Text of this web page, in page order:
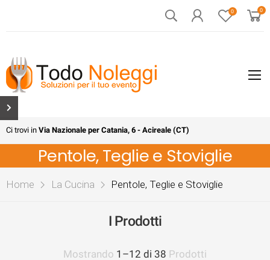
0 0
Ci trovi in Via Nazionale per Catania, 6 - Acireale (CT)
Pentole, Teglie e Stoviglie
Home La Cucina Pentole, Teglie e Stoviglie
I Prodotti
Mostrando 1 –12 di 38 Prodotti